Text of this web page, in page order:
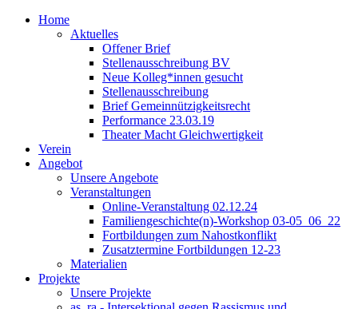
Home
Aktuelles
Offener Brief
Stellenausschreibung BV
Neue Kolleg*innen gesucht
Stellenausschreibung
Brief Gemeinnützigkeitsrecht
Performance 23.03.19
Theater Macht Gleichwertigkeit
Verein
Angebot
Unsere Angebote
Veranstaltungen
Online-Veranstaltung 02.12.24
Familiengeschichte(n)-Workshop 03-05_06_22
Fortbildungen zum Nahostkonflikt
Zusatztermine Fortbildungen 12-23
Materialien
Projekte
Unsere Projekte